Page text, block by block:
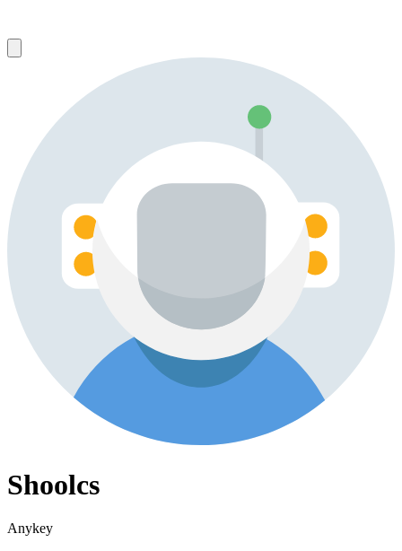
Shoolcs
Anykey